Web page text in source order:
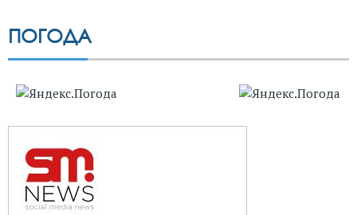
ПОГОДА